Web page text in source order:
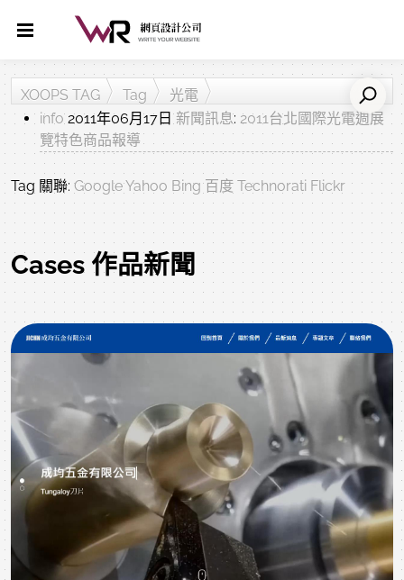
XOOPS TAG Tag
光電
info2011年06月17日新聞訊息: 2011台北國際光電週展
覽特色商品報導
Tag 關聯: GoogleYahoo Bing 百度 Technorati Flickr
Cases 作品新聞